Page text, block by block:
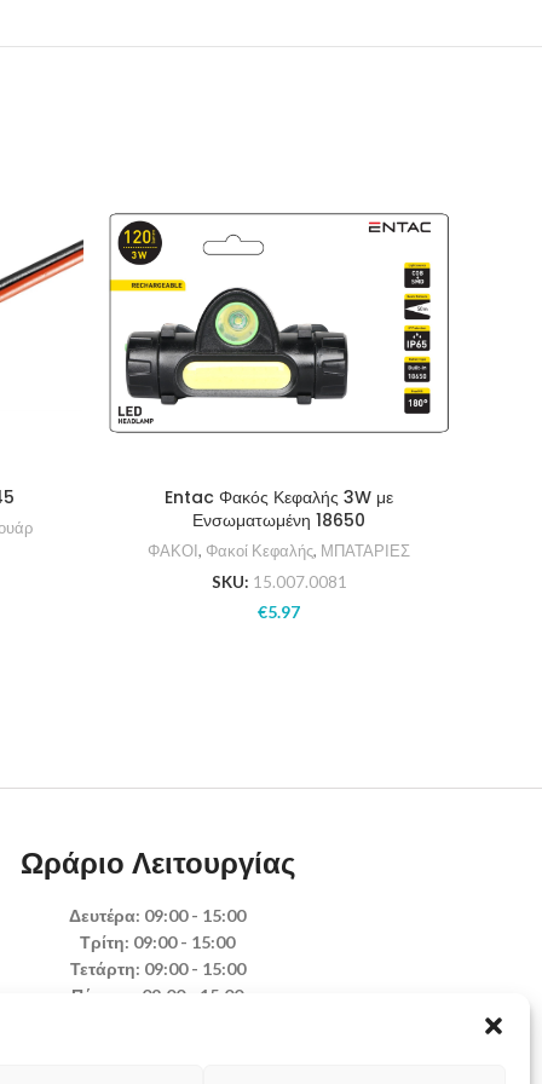
Entac Φακός Κεφαλής 3W με
Ενσωματωμένη 18650
ΦΑΚΟΙ, Φακοί Κεφαλής, ΜΠΑΤΑΡΙΕΣ
SKU: 15.007.0081
€5.97
Ωράριο Λειτουργίας
Δευτέρα: 09:00 - 15:00
Τρίτη: 09:00 - 15:00
Τετάρτη: 09:00 - 15:00
Πέμπτη: 09:00 - 15:00